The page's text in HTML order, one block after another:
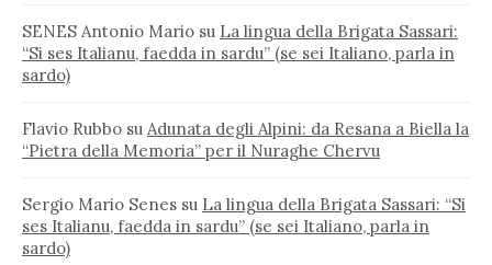
SENES Antonio Mario su La lingua della Brigata Sassari:
“Si ses Italianu, faedda in sardu” (se sei Italiano, parla in
sardo)
Flavio Rubbo su Adunata degli Alpini: da Resana a Biella la
“Pietra della Memoria” per il Nuraghe Chervu
Sergio Mario Senes su La lingua della Brigata Sassari: “Si
ses Italianu, faedda in sardu” (se sei Italiano, parla in
sardo)